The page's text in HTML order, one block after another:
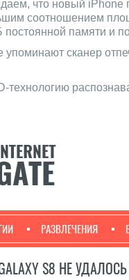
что новый iPhone
соотношением
постоянной памяти и
сканер
РАЗВЛЕЧЕНИЯ
GALAXY S8 НЕ